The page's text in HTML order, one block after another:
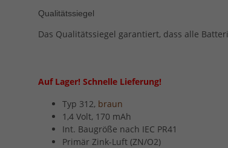
Qualitätssiegel
Das Qualitätssiegel garantiert, dass alle
Auf Lager! Schnelle Lieferung!
Typ 312, braun
1,4 Volt, 170 mAh
Int. Baugröße nach IEC PR41
Primär Zink-Luft (ZN/O2)